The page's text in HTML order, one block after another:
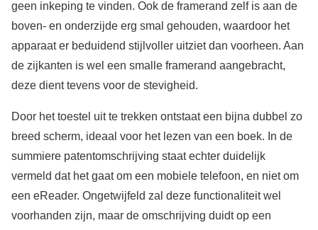
geen inkeping te vinden. Ook de framerand zelf is aan de
boven- en onderzijde erg smal gehouden, waardoor het
apparaat er beduidend stijlvoller uitziet dan voorheen. Aan
de zijkanten is wel een smalle framerand aangebracht,
deze dient tevens voor de stevigheid.
Door het toestel uit te trekken ontstaat een bijna dubbel zo
breed scherm, ideaal voor het lezen van een boek. In de
summiere patentomschrijving staat echter duidelijk
vermeld dat het gaat om een mobiele telefoon, en niet om
een eReader. Ongetwijfeld zal deze functionaliteit wel
voorhanden zijn, maar de omschrijving duidt op een